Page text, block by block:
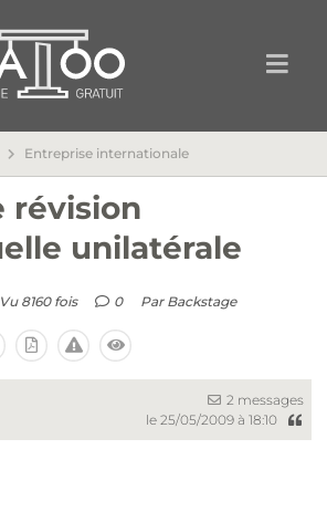
Entreprise internationale
révision
unilatérale
Vu 8160 fois 0 Par Backstage
2 messages
le 25/05/2009 à 18:10